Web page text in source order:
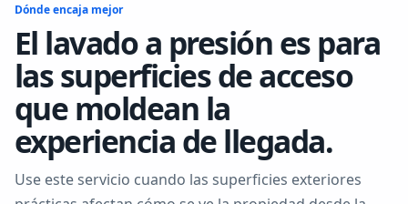
Dónde encaja mejor
El lavado a presión es para
las superficies de acceso
que moldean la
experiencia de llegada.
Use este servicio cuando las superficies exteriores